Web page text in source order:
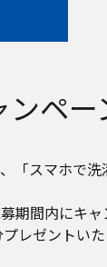
ンペー
スマホで
期間内にキャ
レゼントいた